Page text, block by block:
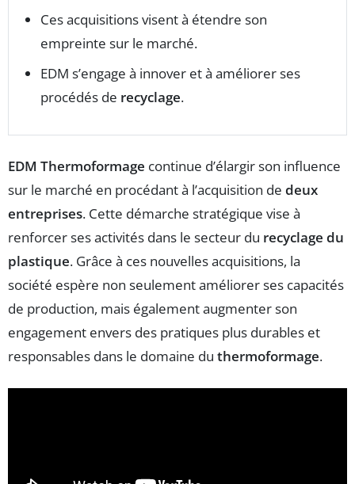
Ces acquisitions visent à étendre son
empreinte sur le marché.
EDM s’engage à innover et à améliorer ses
procédés de recyclage.
EDM Thermoformage continue d’élargir son influence
sur le marché en procédant à l’acquisition de deux
entreprises. Cette démarche stratégique vise à
renforcer ses activités dans le secteur du recyclage du
plastique. Grâce à ces nouvelles acquisitions, la
société espère non seulement améliorer ses capacités
de production, mais également augmenter son
engagement envers des pratiques plus durables et
responsables dans le domaine du thermoformage.